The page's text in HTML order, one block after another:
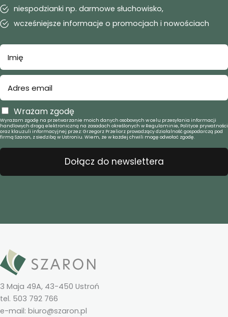
niespodzianki np. darmowe słuchowisko,
wcześniejsze informacje o promocjach i nowościach
Wrażam zgodę
Wyrażam zgodę na przetwarzanie moich danych osobowych w celu przesyłania informacji
handlowych drogą elektroniczną na zasadach określonych w Regulaminie, Polityce prywatności
oraz klauzuli informacyjnej przez: Grzegorz Przeliorz prowadzący działalność gospodarczą pod
firmą Szaron, z siedzibą w Ustroniu. Wiem, że w każdej chwili mogę odwołać zgodę.
Dołącz do newslettera
3 Maja 49A, 43-450 Ustroń
tel. 503 792 766
e-mail: biuro@szaron.pl